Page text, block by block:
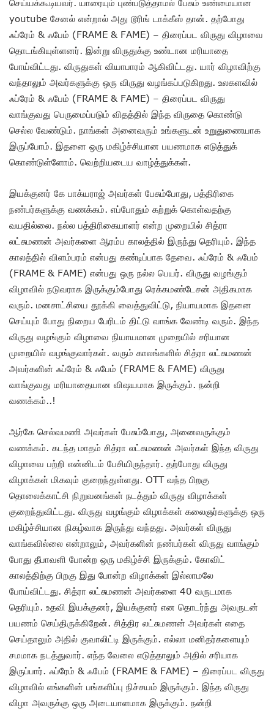
செய்யக்கூடியவர். யாரையும் புண்படுத்தாமல் பேசும் உண்மையான
youtube சேனல் என்றால் அது டூரிங் டாக்கீஸ் தான். தற்போது
ஃப்ரேம் & ஃபேம் (FRAME & FAME) – திரைப்பட விருது விழாவை
தொடங்கியுள்ளனர். இன்று விருதுக்கு உண்டான மரியாதை
போய்விட்டது. விருதுகள் வியாபாரம் ஆகிவிட்டது. யார் விழாவிற்கு
வந்தாலும் அவர்களுக்கு ஒரு விருது வழங்கப்படுகிறது. உலகளவில்
ஃப்ரேம் & ஃபேம் (FRAME & FAME) – திரைப்பட விருது
வாங்குவது பெருமைப்படும் விதத்தில் இந்த விருதை கொண்டு
செல்ல வேண்டும். நாங்கள் அனைவரும் உங்களுடன் உறுதுணையாக
இருப்போம். இதனை ஒரு மகிழ்ச்சியான பயணமாக எடுத்துக்
கொண்டுள்ளோம். வெற்றியடைய வாழ்த்துக்கள்.
இயக்குனர் கே பாக்யராஜ் அவர்கள் பேசும்போது, பத்திரிகை
நண்பர்களுக்கு வணக்கம். எப்போதும் கற்றுக் கொள்வதற்கு
வயதில்லை. நல்ல பத்திரிகையாளர் என்ற முறையில் சித்ரா
லட்சுமணன் அவர்களை ஆரம்ப காலத்தில் இருந்து தெரியும். இந்த
காலத்தில் விளம்பரம் என்பது கண்டிப்பாக தேவை. ஃப்ரேம் & ஃபேம்
(FRAME & FAME) என்பது ஒரு நல்ல பெயர். விருது வழங்கும்
விழாவில் நடுவராக இருக்கும்போது ரெக்கமண்டேசன் அதிகமாக
வரும். மனசாட்சியை தூக்கி வைத்துவிட்டு, நியாயமாக இதனை
செய்யும் போது நிறைய பேரிடம் திட்டு வாங்க வேண்டி வரும். இந்த
விருது வழங்கும் விழாவை நியாயமான முறையில் சரியான
முறையில் வழங்குவார்கள். வரும் காலங்களில் சித்ரா லட்சுமணன்
அவர்களின் ஃப்ரேம் & ஃபேம் (FRAME & FAME) விருது
வாங்குவது மரியாதையான விஷயமாக இருக்கும். நன்றி
வணக்கம்..!
ஆர்கே செல்வமணி அவர்கள் பேசும்போது, அனைவருக்கும்
வணக்கம். கடந்த மாதம் சித்ரா லட்சுமணன் அவர்கள் இந்த விருது
விழாவை பற்றி என்னிடம் பேசியிருந்தார். தற்போது விருது
விழாக்கள் மிகவும் குறைந்துள்ளது. OTT வந்த பிறகு
தொலைக்காட்சி நிறுவனங்கள் நடத்தும் விருது விழாக்கள்
குறைந்துவிட்டது. விருது வழங்கும் விழாக்கள் கலைஞர்களுக்கு ஒரு
மகிழ்ச்சியான நிகழ்வாக இருந்து வந்தது. அவர்கள் விருது
வாங்கவில்லை என்றாலும், அவர்களின் நண்பர்கள் விருது வாங்கும்
போது தீபாவளி போன்ற ஒரு மகிழ்ச்சி இருக்கும். கோவிட்
காலத்திற்கு பிறகு இது போன்ற விழாக்கள் இல்லாமலே
போய்விட்டது. சித்ரா லட்சுமணன் அவர்களை 40 வருடமாக
தெரியும். உதவி இயக்குனர், இயக்குனர் என தொடர்ந்து அவருடன்
பயணம் செய்திருக்கிறேன். சித்திர லட்சுமணன் அவர்கள் எதை
செய்தாலும் அதில் குவாலிட்டி இருக்கும். எல்லா மனிதர்களையும்
சமமாக நடத்துவார். எந்த வேலை எடுத்தாலும் அதில் சரியாக
இருப்பார். ஃப்ரேம் & ஃபேம் (FRAME & FAME) – திரைப்பட விருது
விழாவில் எங்களின் பங்களிப்பு நிச்சயம் இருக்கும். இந்த விருது
விழா அவருக்கு ஒரு அடையாளமாக இருக்கும். நன்றி